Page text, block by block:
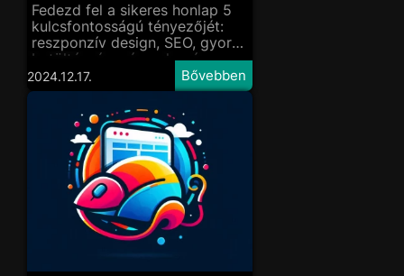
Fedezd fel a sikeres honlap 5
kulcsfontosságú tényezőjét:
reszponzív design, SEO, gyors
betöltés, és még sok más,
hogy vállalkozásod
kiemelkedjen!
2024.12.17.